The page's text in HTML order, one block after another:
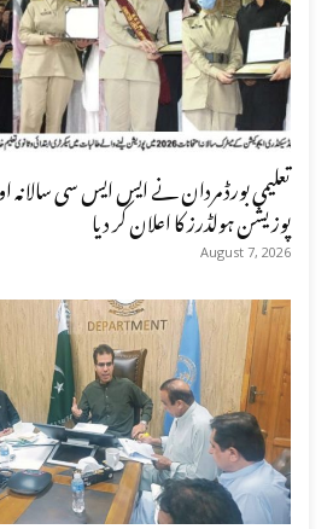
پوزیشن ہولڈرز کا اعلان کر دیا
August 7, 2026